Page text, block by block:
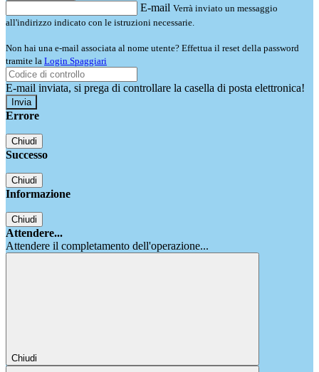
E-mail Verrà inviato un messaggio
all'indirizzo indicato con le istruzioni necessarie.
Non hai una e-mail associata al nome utente? Effettua il reset della password
tramite la Login Spaggiari
E-mail inviata, si prega di controllare la casella di posta elettronica!
Errore
Chiudi
Successo
Chiudi
Informazione
Chiudi
Attendere...
Attendere il completamento dell'operazione...
Chiudi